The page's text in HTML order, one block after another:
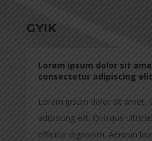
GYIK
Lorem ipsum dolor sit
consectetur adipiscing
Lorem ipsum dolor sit amet,
adipiscing elit. Quisque
efficitur dignissim. Aenean